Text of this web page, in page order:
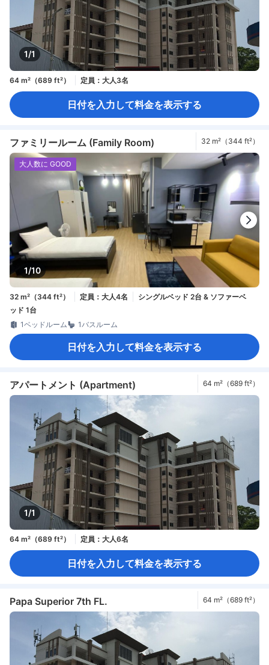
1/1
64 m²（689 ft²） 定員：大人3名
日付を入力して料金を表示する
ファミリールーム (Family Room) 32 m²（344 ft²）
1/10
大人数に GOOD
32 m²（344 ft²） 定員：大人4名
シングルベッド 2台 & ソファーベ
ッド 1台
1ベッドルーム
1バスルーム
日付を入力して料金を表示する
アパートメント (Apartment) 64 m²（689 ft²）
1/1
64 m²（689 ft²） 定員：大人6名
日付を入力して料金を表示する
Papa Superior 7th FL. 64 m²（689 ft²）